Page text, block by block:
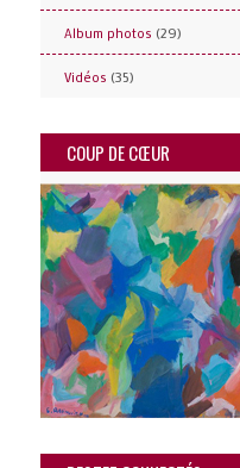
Album photos (29)
Vidéos (35)
COUP DE CŒUR